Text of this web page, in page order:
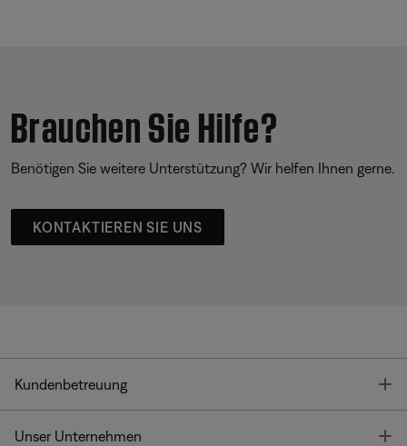
Brauchen Sie Hilfe?
Benötigen Sie weitere Unterstützung? Wir helfen Ihnen gerne.
KONTAKTIEREN SIE UNS
Kundenbetreuung
Unser Unternehmen